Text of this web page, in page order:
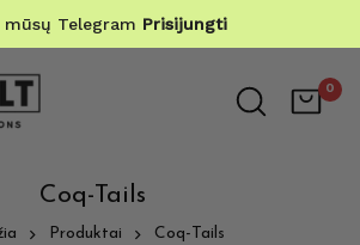
mūsų Telegram Prisijungti
0
Coq-Tails
Produktai Coq-Tails